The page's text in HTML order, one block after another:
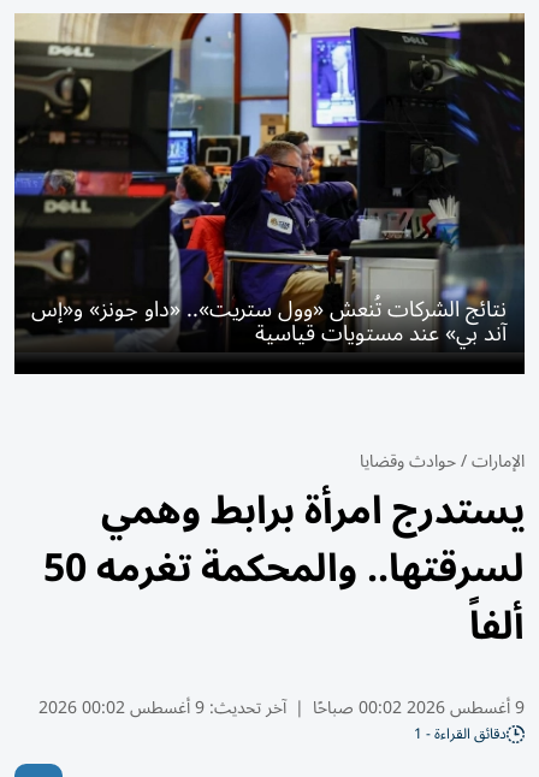
نتائج الشركات تُنعش «وول ستريت».. «داو جونز» و«إس
آند بي» عند مستويات قياسية
الإمارات/حوادث وقضايا
يستدرج امرأة برابط وهمي
لسرقتها.. والمحكمة تغرمه 50
ألفاً
9 أغسطس 2026 00:02 صباحًا | آخر تحديث:9 أغسطس 00:02 2026
دقائق القراءة - 1